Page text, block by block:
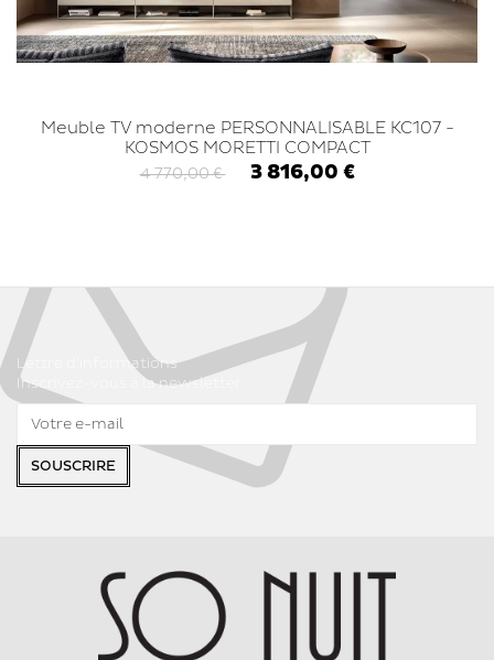
Meuble TV moderne PERSONNALISABLE KC107 -
KOSMOS MORETTI COMPACT
4 770,00 € 3 816,00 €
Lettre d'informations
Inscrivez-vous à la newsletter
SOUSCRIRE